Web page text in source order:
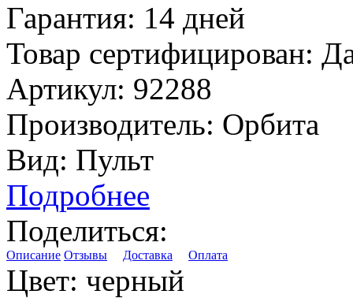
Гарантия: 14 дней
Товар сертифицирован:
Артикул: 92288
Производитель: Орбита
Вид: Пульт
Подробнее
Поделиться:
Описание Отзывы Доставка Оплата
Цвет: черный